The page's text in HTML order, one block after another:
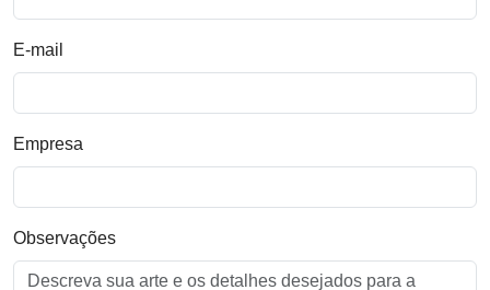
E-mail
Empresa
Observações